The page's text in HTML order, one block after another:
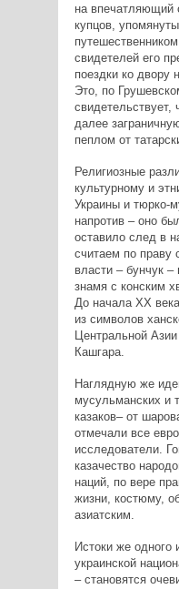
на впечатляющий
купцов,
свидетелей его
поездки ко двору
Это, по
далее
пеплом от
Религиозные
культурному и
Украины и тюрко-
напротив – оно
оставило след в
считаем по праву
власти – бунчук –
знамя с конским
До начала ХХ
из символов
Центральной
Кашгара.
Наглядную же
мусульманских и
казаков– от
отмечали все
исследователи.
казачество
наций, по вере
жизни, костюму,
азиатским.
Истоки же одного
украинской
– становятся